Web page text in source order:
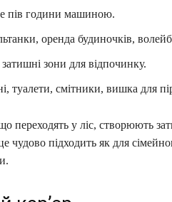
пів години машиною.
оренда будиночків,
зони для відпочинку.
туалети, смітники, вишка для
переходять у ліс, створюють
чудово підходить як для